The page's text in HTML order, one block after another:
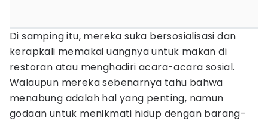
Di samping itu, mereka suka bersosialisasi dan
kerapkali memakai uangnya untuk makan di
restoran atau menghadiri acara-acara sosial.
Walaupun mereka sebenarnya tahu bahwa
menabung adalah hal yang penting, namun
godaan untuk menikmati hidup dengan barang-